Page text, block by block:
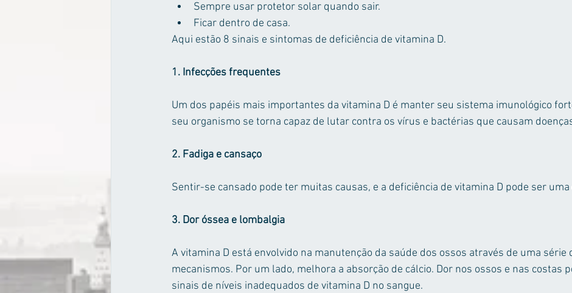
Sempre usar protetor solar quando sair.
Ficar dentro de casa.
Aqui estão 8 sinais e sintomas de deficiência de vitamina D.
1. Infecções frequentes
Um dos papéis mais importantes da vitamina D é manter seu sistema imunológico
seu organismo se torna capaz de lutar contra os vírus e bactérias que causam
2. Fadiga e cansaço
Sentir-se cansado pode ter muitas causas, e a deficiência de vitamina D pode ser uma
3. Dor óssea e lombalgia
A vitamina D está envolvido na manutenção da saúde dos ossos através de uma série
mecanismos. Por um lado, melhora a absorção de cálcio. Dor nos ossos e nas costas
sinais de níveis inadequados de vitamina D no sangue.